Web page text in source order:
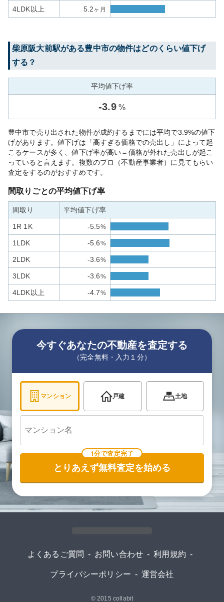
4LDK以上 5.2ヶ月
柴原阪大前駅がある豊中市の物件はどのくらい値下げ
する？
平均値下げ率
-3.9 %
豊中市で売り出された物件が成約するまでには平均で3.9%の値下
げがあります。値下げは「高すぎる価格での売出し」によって起
こるケースが多く、値下げ率が高い＝価格が外れた売出しが起こ
っていると言えます。複数のプロ（不動産事業者）に見てもらい
査定をするのがおすすめです。
間取りごとの平均値下げ率
間取り 平均値下げ率
1R 1K -5.5%
1LDK -5.6%
2LDK -3.6%
3LDK -3.6%
4LDK以上 -4.7%
今すぐあなたの不動産を査定する
（完全無料・入力１分）
マンション 戸建 土地
1分で査定完了
とりあえず無料査定を始める
よくあるご質問 - お問い合わせ - 利用規約 -
プライバシーポリシー - 運営会社
© 2015 collabit